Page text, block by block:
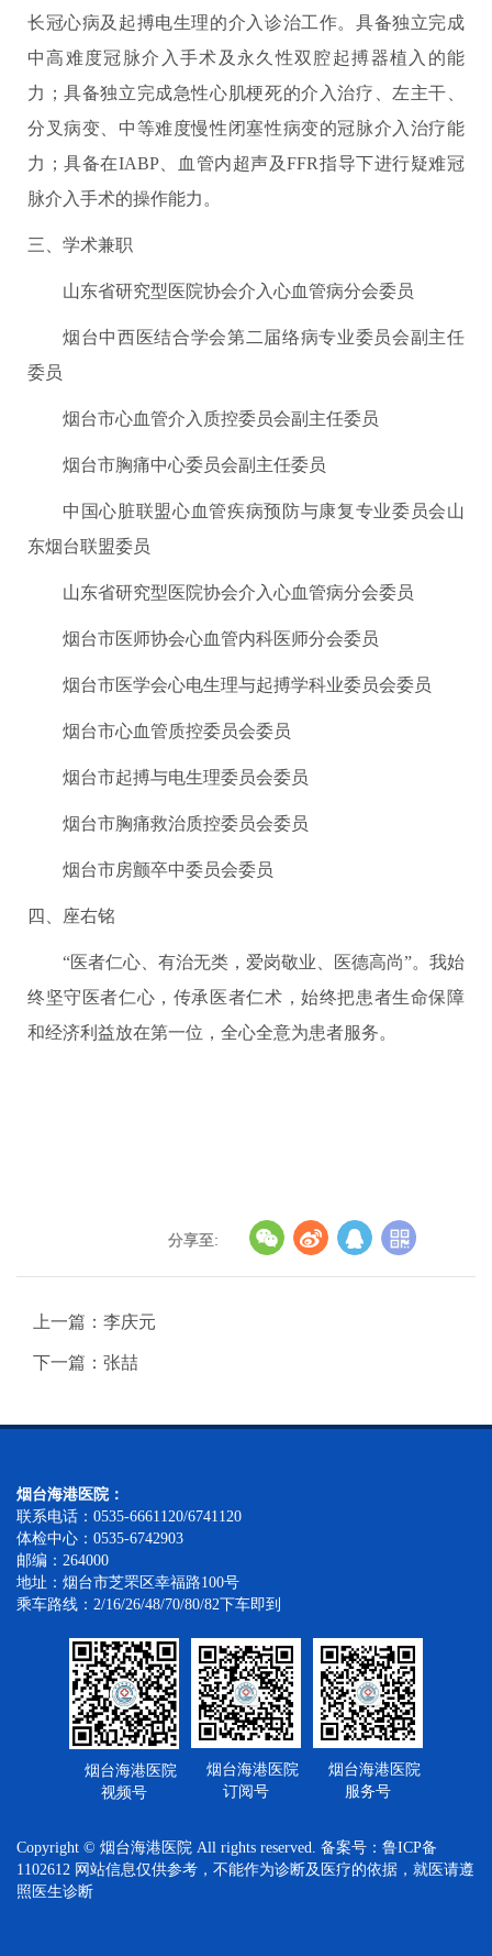
长冠心病及起搏电生理的介入诊治工作。具备独立完成
中高难度冠脉介入手术及永久性双腔起搏器植入的能
力；具备独立完成急性心肌梗死的介入治疗、左主干、
分叉病变、中等难度慢性闭塞性病变的冠脉介入治疗能
力；具备在IABP、血管内超声及FFR指导下进行疑难冠
脉介入手术的操作能力。
三、学术兼职
山东省研究型医院协会介入心血管病分会委员
烟台中西医结合学会第二届络病专业委员会副主任
委员
烟台市心血管介入质控委员会副主任委员
烟台市胸痛中心委员会副主任委员
中国心脏联盟心血管疾病预防与康复专业委员会山
东烟台联盟委员
山东省研究型医院协会介入心血管病分会委员
烟台市医师协会心血管内科医师分会委员
烟台市医学会心电生理与起搏学科业委员会委员
烟台市心血管质控委员会委员
烟台市起搏与电生理委员会委员
烟台市胸痛救治质控委员会委员
烟台市房颤卒中委员会委员
四、座右铭
“医者仁心、有治无类，爱岗敬业、医德高尚”。我始
终坚守医者仁心，传承医者仁术，始终把患者生命保障
和经济利益放在第一位，全心全意为患者服务。
分享至:
上一篇：李庆元
下一篇：张喆
烟台海港医院：
联系电话：0535-6661120/6741120
体检中心：0535-6742903
邮编：264000
地址：烟台市芝罘区幸福路100号
乘车路线：2/16/26/48/70/80/82下车即到
烟台海港医院
视频号
烟台海港医院
订阅号
烟台海港医院
服务号
Copyright © 烟台海港医院 All rights reserved. 备案号： 鲁ICP备
1102612 网站信息仅供参考，不能作为诊断及医疗的依据，就医请遵
照医生诊断